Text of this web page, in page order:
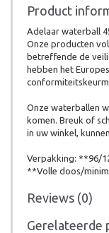
Product
Adelaar waterball
Onze producten
betreffende de
hebben het
Onze waterballen
komen. Breuk of
in uw winkel,
Verpakking: **96/
**Volle doos/
Reviews (0)
Gerelateerde